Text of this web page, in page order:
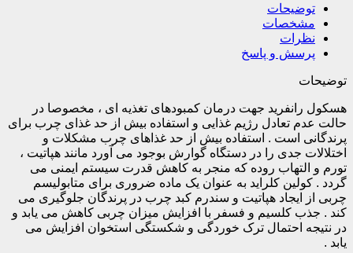
توضیحات
مشخصات
نظرات
پرسش و پاسخ
توضیحات
هسکول رانفرید جهت درمان کمبودهای تغذیه ای ، مخصوصا در
حالت عدم تعادل رژیم غذایی و استفاده بیش از حد غذای چرب برای
پرندگانی است . استفاده بیش از حد غذاهای چرب مشکلات و
اختلالات جدی را در دستگاه گوارش بوجود می آورد مانند هپاتیت ،
تورم و التهاب روده که منجر به کاهش قدرت سیستم ایمنی می
گردد . کولین کلراید به عنوان یک ماده ضروری برای متابولیسم
چربی از ایجاد هپاتیت و سندرم کبد چرب در پرندگان جلوگیری می
کند . جذب کلسیم و فسفر با افزایش میزان چربی کاهش می یابد و
در نتیجه احتمال ترک خوردگی و شکستگی استخوان افزایش می
یابد .